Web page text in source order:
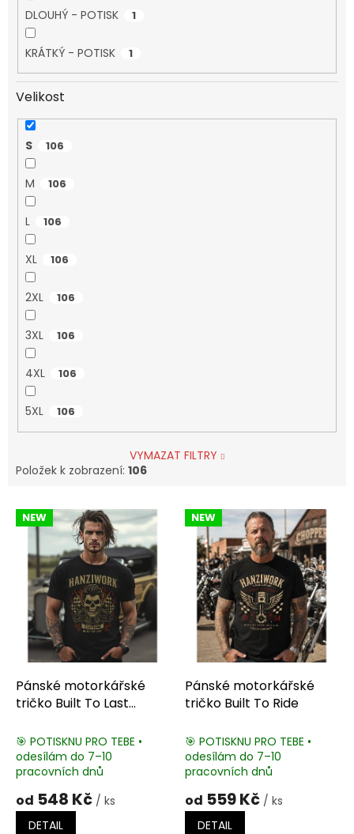
DLOUHÝ - POTISK 1
KRÁTKÝ - POTISK 1
Velikost
S 106
M 106
L 106
XL 106
2XL 106
3XL 106
4XL 106
5XL 106
VYMAZAT FILTRY
Položek k zobrazení: 106
V NEW
Pánské motorkářské
tričko Built To Last
🎯 POTISKNU PRO TEBE •
odesílám do 7–10
pracovních dnů
od 548 Kč / ks
DETAIL
NEW
Pánské motorkářské
tričko Built To Ride
🎯 POTISKNU PRO TEBE •
odesílám do 7–10
pracovních dnů
od 559 Kč / ks
DETAIL